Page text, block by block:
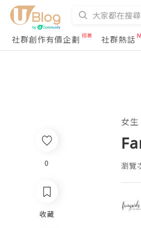
社群創作有價企劃 社群熱話
女生
瀏覽
0
收藏